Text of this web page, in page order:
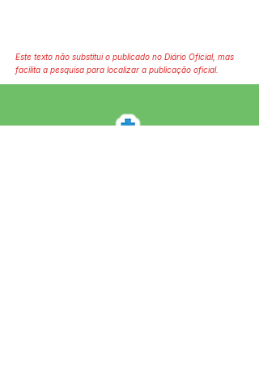
Este texto não substitui o publicado no Diário Oficial, mas
facilita a pesquisa para localizar a publicação oficial.